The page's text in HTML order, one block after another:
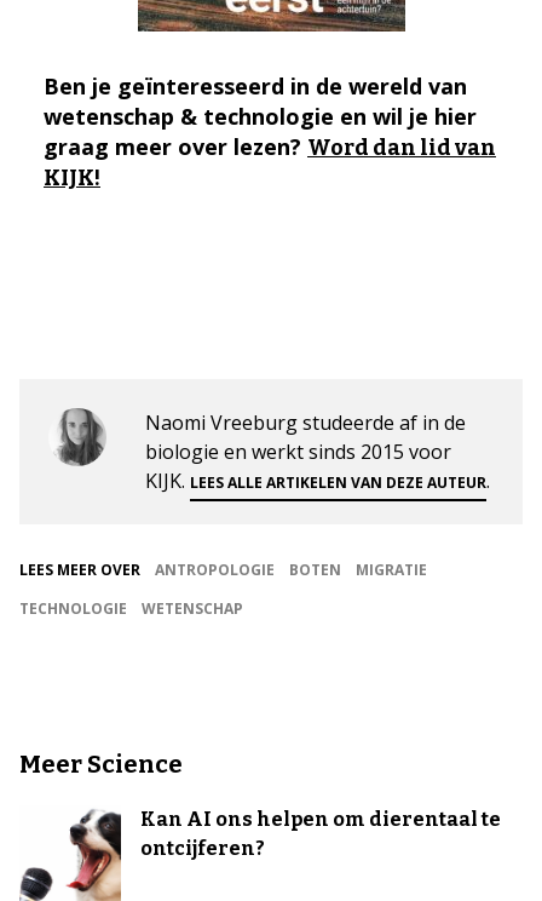
Ben je geïnteresseerd in de wereld van
wetenschap & technologie en wil je hier
graag meer over lezen? Word dan lid van
KIJK!
Naomi Vreeburg studeerde af in de
biologie en werkt sinds 2015 voor
KIJK. LEES ALLE ARTIKELEN VAN DEZE AUTEUR.
LEES MEER OVER ANTROPOLOGIE BOTEN
MIGRATIE
TECHNOLOGIE
WETENSCHAP
Meer Science
Kan AI ons helpen om dierentaal te
ontcijferen?